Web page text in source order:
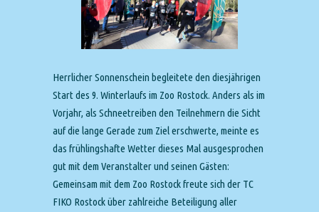
Herrlicher Sonnenschein begleitete den diesjährigen
Start des 9. Winterlaufs im Zoo Rostock. Anders als im
Vorjahr, als Schneetreiben den Teilnehmern die Sicht
auf die lange Gerade zum Ziel erschwerte, meinte es
das frühlingshafte Wetter dieses Mal ausgesprochen
gut mit dem Veranstalter und seinen Gästen:
Gemeinsam mit dem Zoo Rostock freute sich der TC
FIKO Rostock über zahlreiche Beteiligung aller